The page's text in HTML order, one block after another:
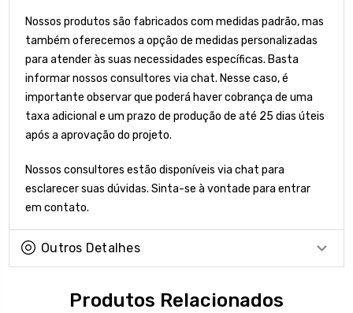
Nossos produtos são fabricados com medidas padrão, mas
também oferecemos a opção de medidas personalizadas
para atender às suas necessidades específicas. Basta
informar nossos consultores via chat. Nesse caso, é
importante observar que poderá haver cobrança de uma
taxa adicional e um prazo de produção de até 25 dias úteis
após a aprovação do projeto.
Nossos consultores estão disponíveis via chat para
esclarecer suas dúvidas. Sinta-se à vontade para entrar
em contato.
Outros Detalhes
Produtos Relacionados